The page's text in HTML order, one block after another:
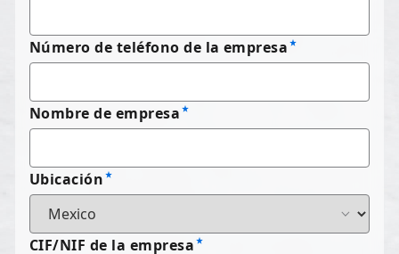
Número de teléfono de la empresa
Nombre de empresa
Ubicación
CIF/NIF de la empresa